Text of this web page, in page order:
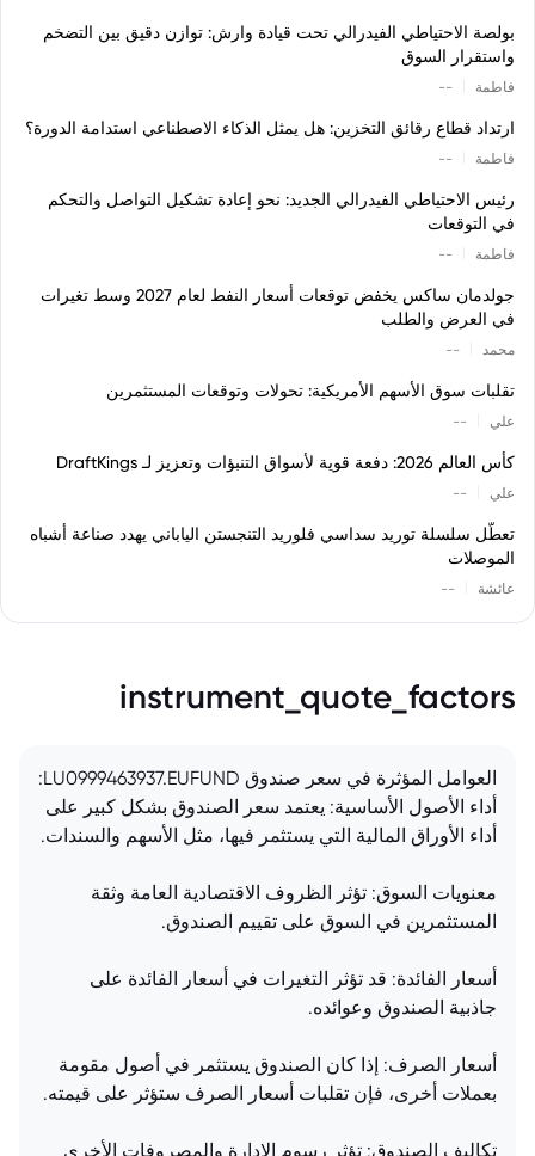
بولصة الاحتياطي الفيدرالي تحت قيادة وارش: توازن دقيق بين التضخم
واستقرار السوق
فاطمة --
ارتداد قطاع رقائق التخزين: هل يمثل الذكاء الاصطناعي استدامة الدورة؟
فاطمة --
رئيس الاحتياطي الفيدرالي الجديد: نحو إعادة تشكيل التواصل والتحكم
في التوقعات
فاطمة --
جولدمان ساكس يخفض توقعات أسعار النفط لعام 2027 وسط تغيرات
في العرض والطلب
محمد --
تقلبات سوق الأسهم الأمريكية: تحولات وتوقعات المستثمرين
علي --
كأس العالم 2026: دفعة قوية لأسواق التنبؤات وتعزيز لـ DraftKings
علي --
تعطّل سلسلة توريد سداسي فلوريد التنجستن الياباني يهدد صناعة أشباه
الموصلات
عائشة --
instrument_quote_factors
العوامل المؤثرة في سعر صندوق LU0999463937.EUFUND:
أداء الأصول الأساسية: يعتمد سعر الصندوق بشكل كبير على
أداء الأوراق المالية التي يستثمر فيها، مثل الأسهم والسندات.
معنويات السوق: تؤثر الظروف الاقتصادية العامة وثقة
المستثمرين في السوق على تقييم الصندوق.
أسعار الفائدة: قد تؤثر التغيرات في أسعار الفائدة على
جاذبية الصندوق وعوائده.
أسعار الصرف: إذا كان الصندوق يستثمر في أصول مقومة
بعملات أخرى، فإن تقلبات أسعار الصرف ستؤثر على قيمته.
تكاليف الصندوق: تؤثر رسوم الإدارة والمصروفات الأخرى